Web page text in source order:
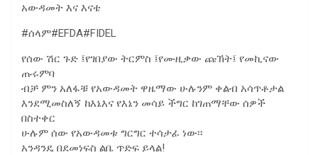
አውዳመት እና እናቴ
#ሰላም#EFDA#FIDEL
የሰው ሽር ጉድ ፤የገበያው ትርምስ ፤የሙዚቃው ጩኽት፤ የመኪናው
ጡሩምባ
ብቻ ምን አለፋቹ የአውዳመት ዋዜማው ሁሉንም ቀልብ አሳጥቶታል
እንደሚመስለኝ ከእኔእና የእኔን መሳይ ችግር ከገጠማቸው ሰዎች
በስተቀር
ሁሉም ሰው የአውዳመቱ ግርግር ተሳታፊ ነው፡፡
አንዳንዴ በደመነፍስ ልቤ ጥድፍ ይላል!